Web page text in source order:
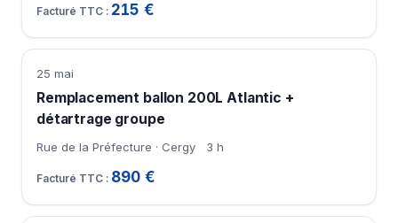
215 €
25 mai
Remplacement ballon 200L Atlantic +
détartrage groupe
Rue de la Préfecture · Cergy 3 h
890 €